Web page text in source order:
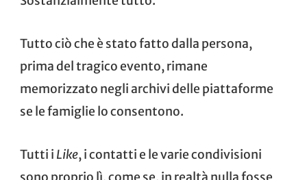
Tutto ciò che è stato fatto dalla persona,
prima del tragico evento, rimane
memorizzato negli archivi delle piattaforme
se le famiglie lo consentono.
Tutti i Like, i contatti e le varie condivisioni